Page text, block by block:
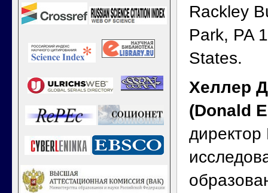
Rackley
Park, PA
States.
Хеллер
(Donald